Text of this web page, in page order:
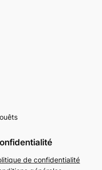
de confidentialité